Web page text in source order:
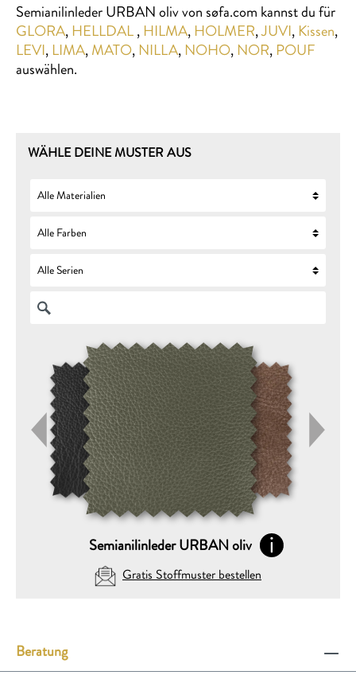
Semianilinleder URBAN oliv von søfa.com kannst du für
GLORA, HELLDAL, HILMA, HOLMER,JUVI, Kissen,
LEVI, LIMA,MATO, NILLA, NOHO, NOR, POUF
auswählen.
WÄHLE DEINE MUSTER AUS
Semianilinleder URBAN oliv
Gratis Stoffmuster bestellen
DEINE AUSWAHL (max. 5)
Folgende Stoffmuster GRATIS zusenden:
Beratung